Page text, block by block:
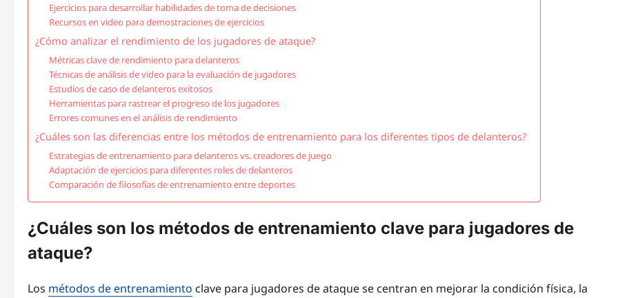
Ejercicios para desarrollar habilidades de toma de decisiones
Recursos en video para demostraciones de ejercicios
¿Cómo analizar el rendimiento de los jugadores de ataque?
Métricas clave de rendimiento para delanteros
Técnicas de análisis de video para la evaluación de jugadores
Estudios de caso de delanteros exitosos
Herramientas para rastrear el progreso de los jugadores
Errores comunes en el análisis de rendimiento
¿Cuáles son las diferencias entre los métodos de entrenamiento para los diferentes tipos de delanteros?
Estrategias de entrenamiento para delanteros vs. creadores de juego
Adaptación de ejercicios para diferentes roles de delanteros
Comparación de filosofías de entrenamiento entre deportes
¿Cuáles son los métodos de entrenamiento clave para jugadores de
ataque?
Los métodos de entrenamiento clave para jugadores de ataque se centran en mejorar la condición física, la